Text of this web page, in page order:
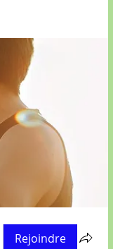
Rejoindre